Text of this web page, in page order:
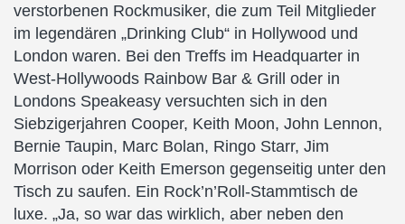
verstorbenen Rockmusiker, die zum Teil Mitglieder
im legendären „Drinking Club“ in Hollywood und
London waren. Bei den Treffs im Headquarter in
West-Hollywoods Rainbow Bar & Grill oder in
Londons Speakeasy versuchten sich in den
Siebzigerjahren Cooper, Keith Moon, John Lennon,
Bernie Taupin, Marc Bolan, Ringo Starr, Jim
Morrison oder Keith Emerson gegenseitig unter den
Tisch zu saufen. Ein Rock’n’Roll-Stammtisch de
luxe. „Ja, so war das wirklich, aber neben den